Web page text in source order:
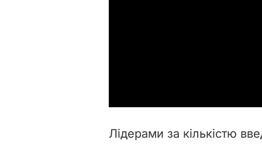
Лідерами за кількістю